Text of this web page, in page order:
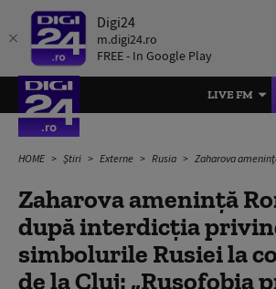
Digi24
m.digi24.ro
FREE - In Google Play
LIVE FM
HOME Știri Externe Rusia Zaharova amenință România după interdicția privind
Zaharova amenință
după interdicția
simbolurile Rusiei la
de la Cluj: „Rusofobia